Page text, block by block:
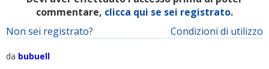
commentare, clicca qui se sei registrato.
Condizioni di utilizzo
Non sei registrato?
da bubuell